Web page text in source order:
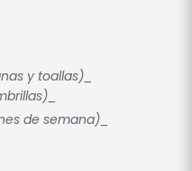
y toallas)_
de semana)_